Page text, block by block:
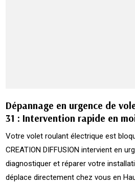
Dépannage en urgence de
31 : Intervention rapide en
Votre volet roulant électrique est
CREATION DIFFUSION intervient en
diagnostiquer et réparer votre
déplace directement chez vous en